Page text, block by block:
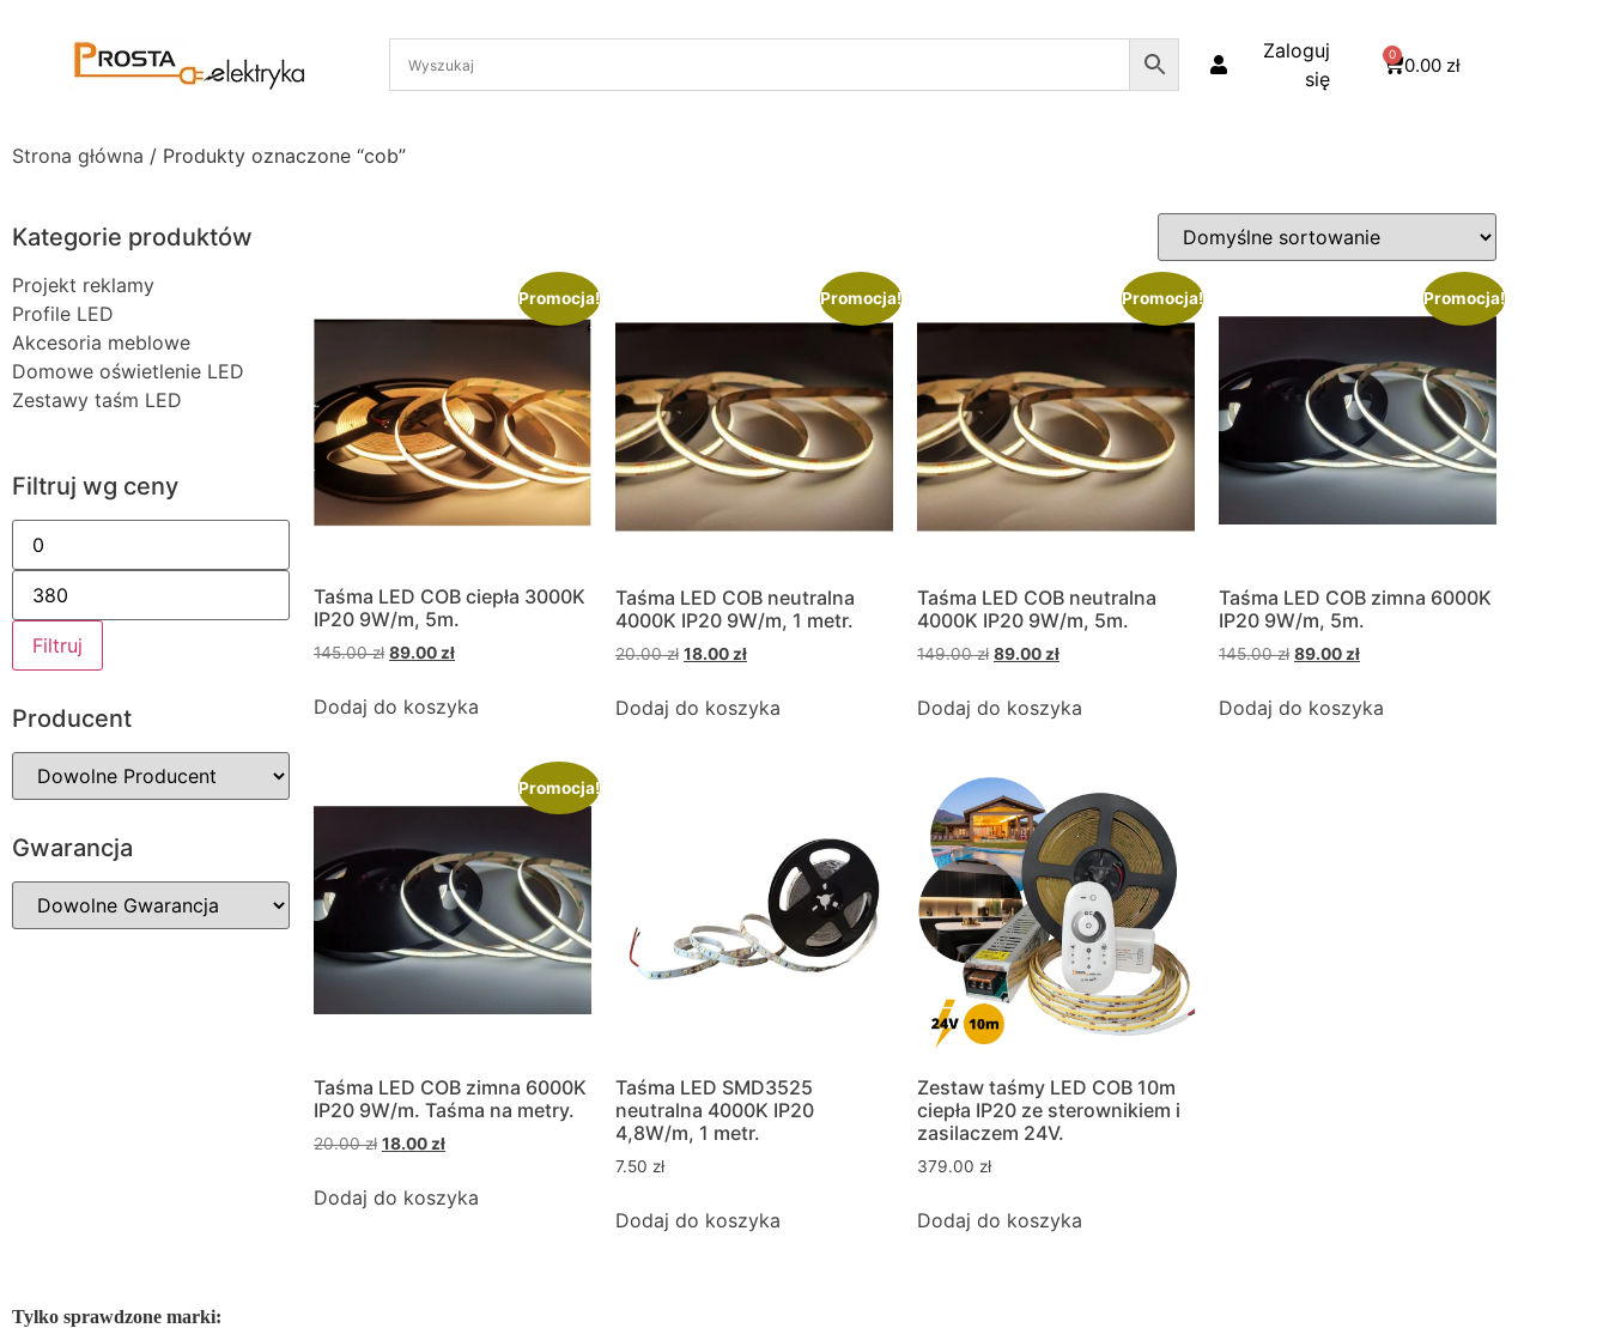
Zaloguj
się
0.00 zł
0
Strona główna / Produkty oznaczone “cob”
Kategorie produktów
Projekt reklamy
Profile LED
Akcesoria meblowe
Domowe oświetlenie LED
Zestawy taśm LED
Filtruj wg ceny
Filtruj
Producent
Gwarancja
Promocja!
Taśma LED COB ciepła 3000K
IP20 9W/m, 5m.
145.00zł 89.00 zł
Dodaj do koszyka
Promocja!
Taśma LED COB neutralna
4000K IP20 9W/m, 1 metr.
20.00zł 18.00 zł
Dodaj do koszyka
Promocja!
Taśma LED COB neutralna
4000K IP20 9W/m, 5m.
149.00zł 89.00 zł
Dodaj do koszyka
Promocja!
Taśma LED COB zimna 6000K
IP20 9W/m, 5m.
145.00zł 89.00 zł
Dodaj do koszyka
Promocja!
Taśma LED COB zimna 6000K
IP20 9W/m. Taśma na metry.
20.00zł 18.00 zł
Dodaj do koszyka
Taśma LED SMD3525
neutralna 4000K IP20
4,8W/m, 1 metr.
7.50 zł
Dodaj do koszyka
Zestaw taśmy LED COB 10m
ciepła IP20 ze sterownikiem i
zasilaczem 24V.
379.00 zł
Dodaj do koszyka
Tylko sprawdzone marki: